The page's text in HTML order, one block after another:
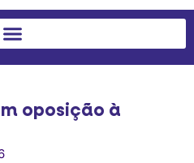
oposição à